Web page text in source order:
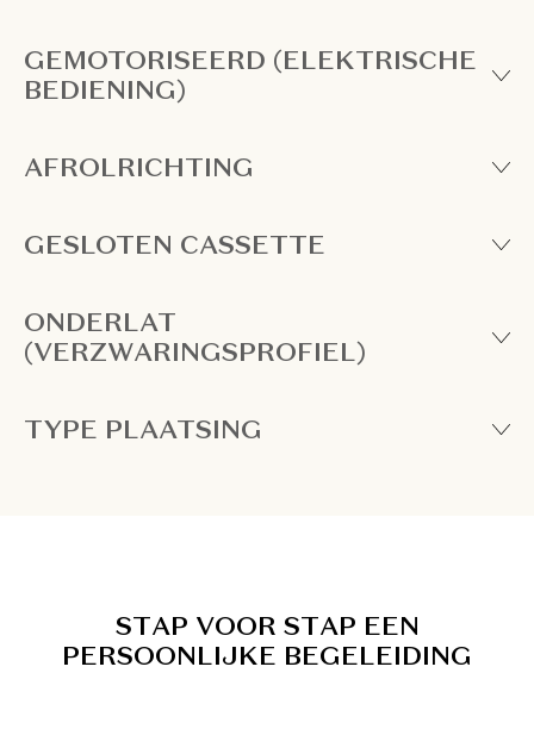
GEMOTORISEERD (ELEKTRISCHE
BEDIENING)
AFROLRICHTING
GESLOTEN CASSETTE
ONDERLAT
(VERZWARINGSPROFIEL)
TYPE PLAATSING
STAP VOOR STAP EEN
PERSOONLIJKE BEGELEIDING